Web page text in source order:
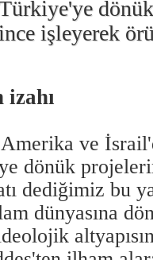
ince işleyerek
ve
dönük
dediğimiz bu
dünyasına